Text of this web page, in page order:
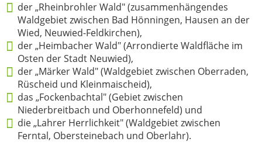
der „Rheinbrohler Wald" (zusammenhängendes
Waldgebiet zwischen Bad Hönningen, Hausen an der
Wied, Neuwied-Feldkirchen),
der „Heimbacher Wald" (Arrondierte Waldfläche im
Osten der Stadt Neuwied),
der „Märker Wald" (Waldgebiet zwischen Oberraden,
Rüscheid und Kleinmaischeid),
das „Fockenbachtal" (Gebiet zwischen
Niederbreitbach und Oberhonnefeld) und
die „Lahrer Herrlichkeit" (Waldgebiet zwischen
Ferntal, Obersteinebach und Oberlahr).